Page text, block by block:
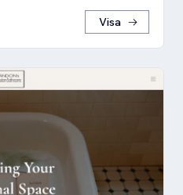
Visa